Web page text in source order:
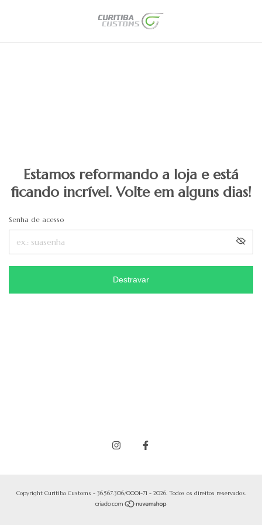
Estamos reformando a loja e está
ficando incrível. Volte em alguns dias!
Senha de acesso
Destravar
Copyright Curitiba Customs - 36.567.306/0001-71 - 2026. Todos os direitos reservados.